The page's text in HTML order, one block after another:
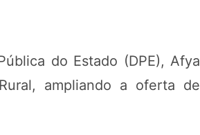
do Estado (DPE), Afya
ampliando a oferta de